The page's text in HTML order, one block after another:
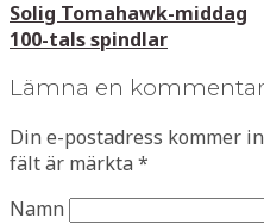
Solig Tomahawk-middag
100-tals spindlar
Lämna en kommentar
Din e-postadress kommer
fält är märkta *
Namn